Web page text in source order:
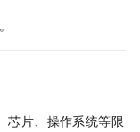
芯片、操作系统等限